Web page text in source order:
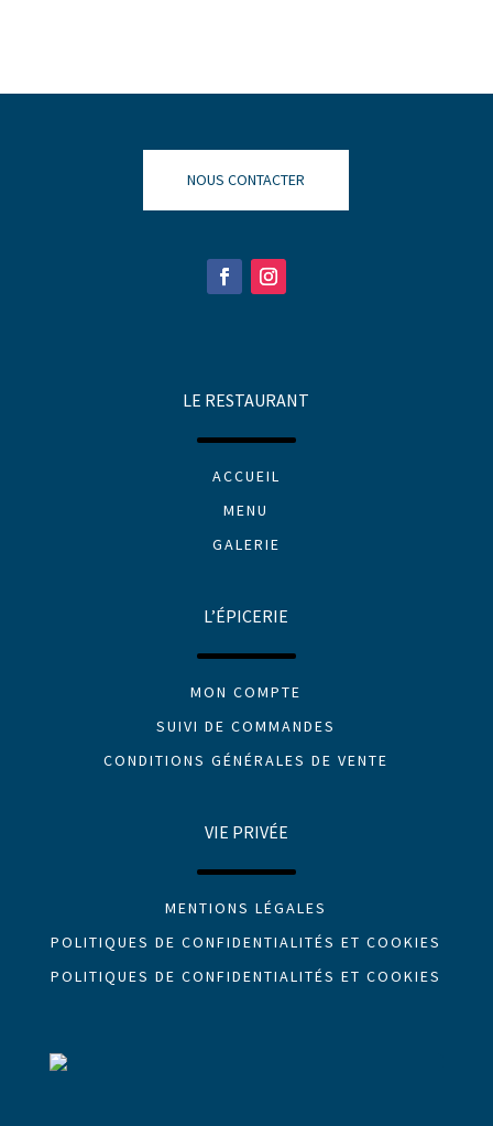
NOUS CONTACTER
LE RESTAURANT
ACCUEIL
MENU
GALERIE
L’ÉPICERIE
MON COMPTE
SUIVI DE COMMANDES
CONDITIONS GÉNÉRALES DE VENTE
VIE PRIVÉE
MENTIONS LÉGALES
POLITIQUES DE CONFIDENTIALITÉS ET COOKIES
POLITIQUES DE CONFIDENTIALITÉS ET COOKIES